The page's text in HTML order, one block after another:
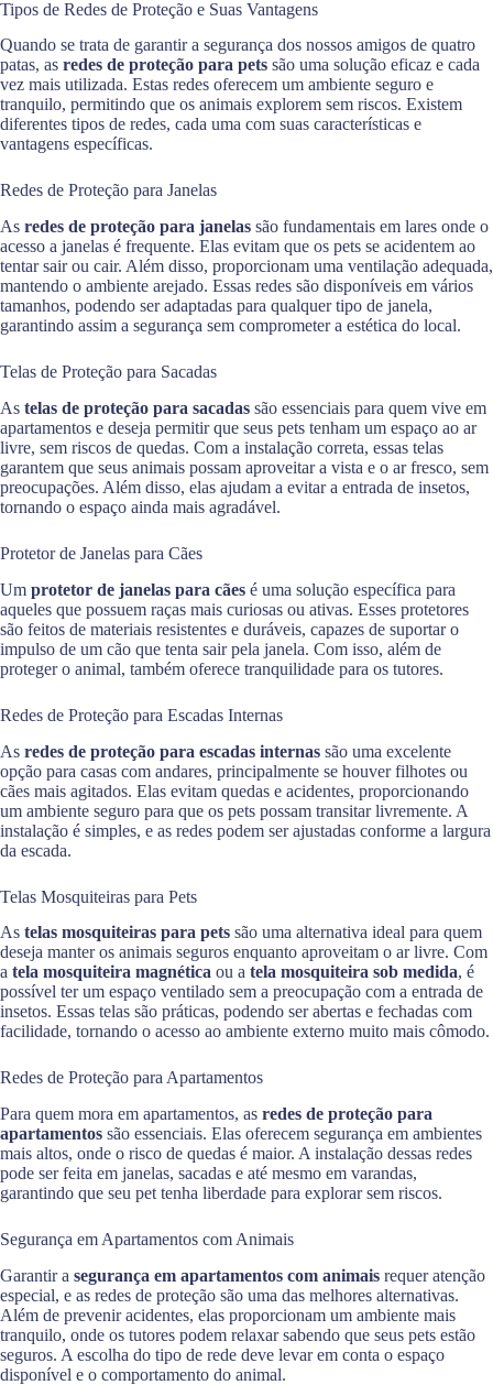
Tipos de Redes de Proteção e Suas Vantagens
Quando se trata de garantir a segurança dos nossos amigos de quatro
patas, as redes de proteção para pets são uma solução eficaz e cada
vez mais utilizada. Estas redes oferecem um ambiente seguro e
tranquilo, permitindo que os animais explorem sem riscos. Existem
diferentes tipos de redes, cada uma com suas características e
vantagens específicas.
Redes de Proteção para Janelas
As redes de proteção para janelas são fundamentais em lares onde o
acesso a janelas é frequente. Elas evitam que os pets se acidentem ao
tentar sair ou cair. Além disso, proporcionam uma ventilação adequada,
mantendo o ambiente arejado. Essas redes são disponíveis em vários
tamanhos, podendo ser adaptadas para qualquer tipo de janela,
garantindo assim a segurança sem comprometer a estética do local.
Telas de Proteção para Sacadas
As telas de proteção para sacadas são essenciais para quem vive em
apartamentos e deseja permitir que seus pets tenham um espaço ao ar
livre, sem riscos de quedas. Com a instalação correta, essas telas
garantem que seus animais possam aproveitar a vista e o ar fresco, sem
preocupações. Além disso, elas ajudam a evitar a entrada de insetos,
tornando o espaço ainda mais agradável.
Protetor de Janelas para Cães
Um protetor de janelas para cães é uma solução específica para
aqueles que possuem raças mais curiosas ou ativas. Esses protetores
são feitos de materiais resistentes e duráveis, capazes de suportar o
impulso de um cão que tenta sair pela janela. Com isso, além de
proteger o animal, também oferece tranquilidade para os tutores.
Redes de Proteção para Escadas Internas
As redes de proteção para escadas internas são uma excelente
opção para casas com andares, principalmente se houver filhotes ou
cães mais agitados. Elas evitam quedas e acidentes, proporcionando
um ambiente seguro para que os pets possam transitar livremente. A
instalação é simples, e as redes podem ser ajustadas conforme a largura
da escada.
Telas Mosquiteiras para Pets
As telas mosquiteiras para pets são uma alternativa ideal para quem
deseja manter os animais seguros enquanto aproveitam o ar livre. Com
a tela mosquiteira magnética ou a tela mosquiteira sob medida, é
possível ter um espaço ventilado sem a preocupação com a entrada de
insetos. Essas telas são práticas, podendo ser abertas e fechadas com
facilidade, tornando o acesso ao ambiente externo muito mais cômodo.
Redes de Proteção para Apartamentos
Para quem mora em apartamentos, as redes de proteção para
apartamentos são essenciais. Elas oferecem segurança em ambientes
mais altos, onde o risco de quedas é maior. A instalação dessas redes
pode ser feita em janelas, sacadas e até mesmo em varandas,
garantindo que seu pet tenha liberdade para explorar sem riscos.
Segurança em Apartamentos com Animais
Garantir a segurança em apartamentos com animais requer atenção
especial, e as redes de proteção são uma das melhores alternativas.
Além de prevenir acidentes, elas proporcionam um ambiente mais
tranquilo, onde os tutores podem relaxar sabendo que seus pets estão
seguros. A escolha do tipo de rede deve levar em conta o espaço
disponível e o comportamento do animal.